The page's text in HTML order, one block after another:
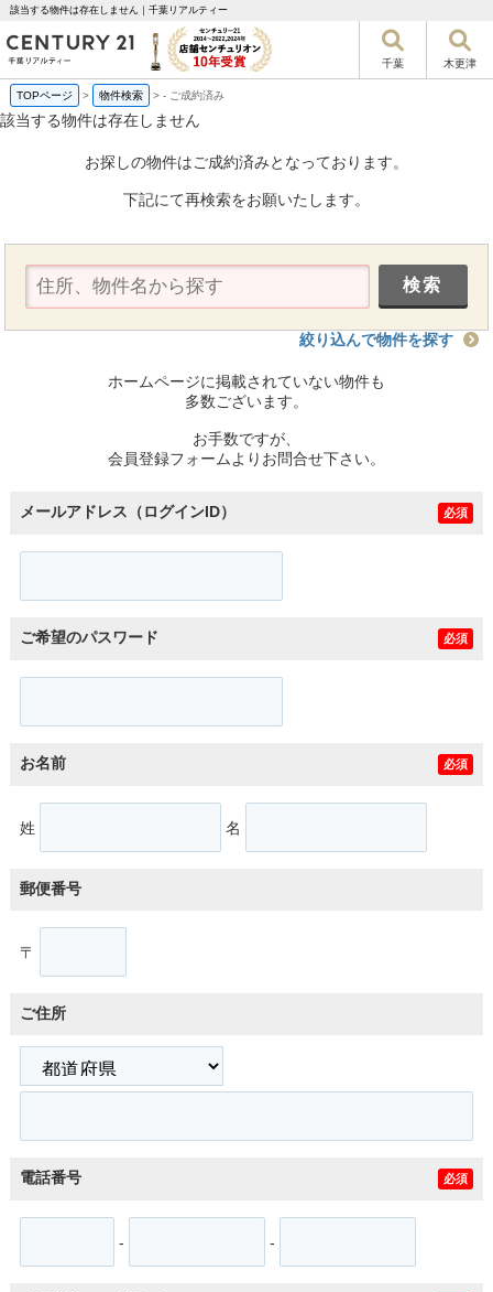
該当する物件は存在しません｜千葉リアルティー
千葉 木更津
TOPページ > 物件検索 >- ご成約済み
該当する物件は存在しません
お探しの物件はご成約済みとなっております。
下記にて再検索をお願いたします。
絞り込んで物件を探す
ホームページに掲載されていない物件も
多数ございます。
お手数ですが、
会員登録フォームよりお問合せ下さい。
メールアドレス（ログインID） 必須
ご希望のパスワード 必須
お名前 必須
姓 名
郵便番号
〒
ご住所
電話番号 必須
- -